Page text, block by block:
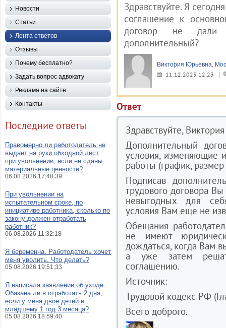
Здравствуйте. Я
соглашение к
договор не дали
дополнительный?
Виктория Юрьевна,
11.12.2025 12:23
Ответ
Здравствуйте,
Дополнительный
условия, изменяющие
работы (график,
Подписав
трудового договора
невыгодных для
условия Вам еще не
Обещания
не имеют
дождаться, когда Вам
а уже затем
соглашению.
Источник:
Трудовой кодекс РФ
Всего доброго.
Новости
Статьи
Лента ответов
Отзывы
Почему бесплатно?
Задать вопрос адвокату
Реклама на сайте
Контакты
Последние ответы
Правомерно ли работодатель не
выдает на руки обходной лист
при увольнении, если не сданы
материальные ценности?
06.08.2026 17:48:39
При увольнении на
испытательном сроке, по
инициативе работника, сколько по
закону должен отработать
работник?
06.08.2026 11:32:18
Я беременна. Работодатель хочет
меня уволить. Что делать?
05.08.2026 19:51:33
Я написала заявление об уходе.
Обязана ли я отработать 2 дня,
если у меня двое детей и
младшему 1 год 3 месяца?
05.08.2026 18:59:40